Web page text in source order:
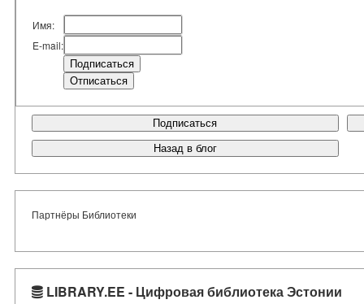
Имя:
E-mail:
Подписаться
Назад в блог
Партнёры Библиотеки
LIBRARY.EE - Цифровая библиотека Эстонии